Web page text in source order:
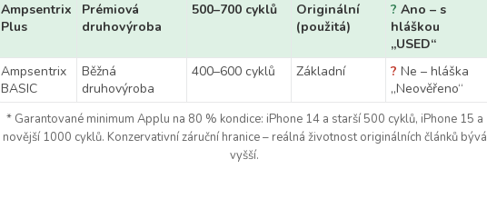
Ampsentrix
Plus
Prémiová
druhovýroba
500–700 cyklů
Originální
(použitá)
? Ano – s
hláškou
„USED“
Ampsentrix
BASIC
Běžná
druhovýroba
400–600 cyklů Základní ? Ne – hláška
„Neověřeno“
* Garantované minimum Applu na 80 % kondice: iPhone 14 a starší 500 cyklů, iPhone 15 a
novější 1000 cyklů. Konzervativní záruční hranice – reálná životnost originálních článků bývá
vyšší.